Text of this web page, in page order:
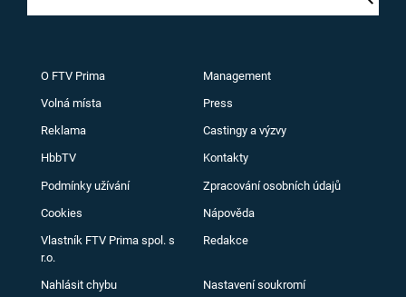
O FTV Prima Management
Volná místa Press
Reklama Castingy a výzvy
HbbTV Kontakty
Podmínky užívání Zpracování osobních údajů
Cookies Nápověda
Vlastník FTV Prima spol. s
r.o.
Redakce
Nahlásit chybu Nastavení soukromí